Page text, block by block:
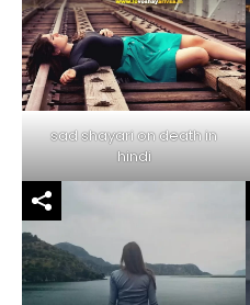
sad shayari on death in
hindi